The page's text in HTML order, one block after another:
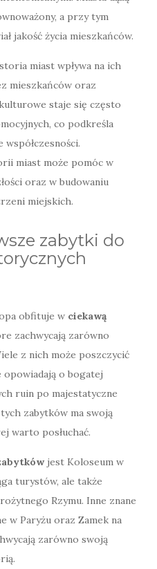
a przy tym
jakość życia mieszkańców.
miast wpływa na ich
mieszkańców oraz
staje się często
co podkreśla
miast może pomóc w
oraz w budowaniu
miejskich.
zabytki do
obfituje w ciekawą
zachwycają zarówno
z nich może poszczycić
o bogatej
ruin po majestatyczne
zabytków ma swoją
warto posłuchać.
jest Koloseum w
turystów, ale także
Rzymu. Inne znane
w Paryżu oraz Zamek na
zarówno swoją